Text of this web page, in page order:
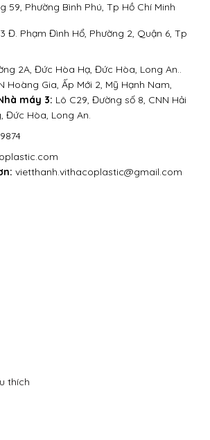
thích
59, Phường Bình Phú, Tp Hồ Chí Minh
vietthanh.vithacoplastic@gmail.com
2A, Đức Hòa Hạ, Đức Hòa, Long An..
Hoàng Gia, Ấp Mới 2, Mỹ Hạnh Nam,
máy 3: Lô C29, Đường số 8, CNN Hải
Đức Hòa, Long An.
Đ. Phạm Đình Hổ, Phường 2, Quận 6, Tp